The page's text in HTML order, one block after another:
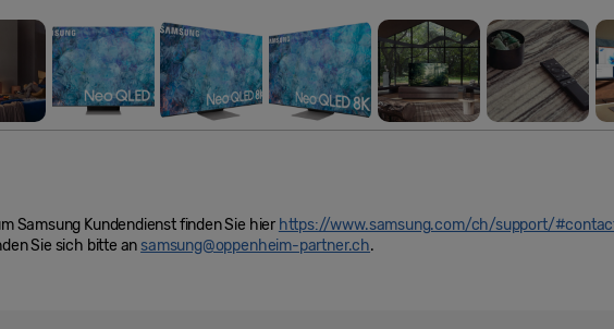
Samsung Kundendienst finden Sie hier https://www.samsung.com/ch/support/
Sie sich bitte ansamsung@oppenheim-partner.ch.